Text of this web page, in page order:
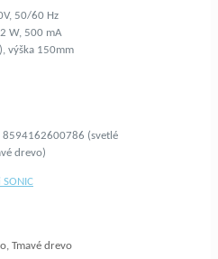
50/60 Hz
W, 500 mA
výška 150mm
8594162600786 (svetlé
drevo)
Tmavé drevo